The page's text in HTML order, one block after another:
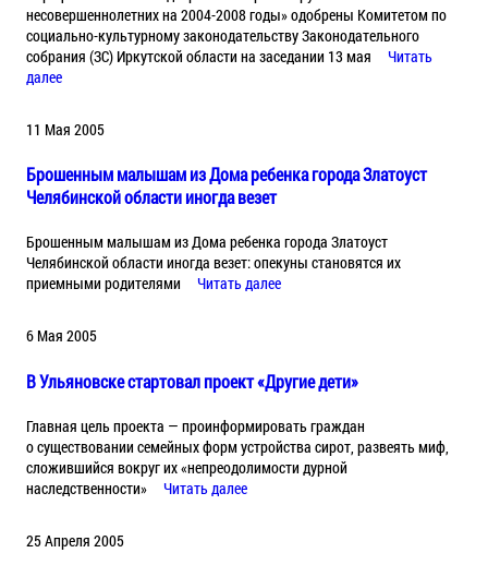
несовершеннолетних на 2004-2008 годы» одобрены Комитетом по
социально-культурному законодательству Законодательного
собрания (ЗС) Иркутской области на заседании 13 мая
Читать
далее
11 Мая 2005
Брошенным малышам из Дома ребенка города Златоуст
Челябинской области иногда везет
Брошенным малышам из Дома ребенка города Златоуст
Челябинской области иногда везет: опекуны становятся их
приемными родителями
Читать далее
6 Мая 2005
В Ульяновске стартовал проект «Другие дети»
Главная цель проекта — проинформировать граждан
о существовании семейных форм устройства сирот, развеять миф,
сложившийся вокруг их «непреодолимости дурной
наследственности»
Читать далее
25 Апреля 2005